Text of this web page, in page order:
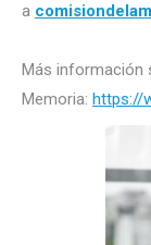
a
Más información
Memoria: https://